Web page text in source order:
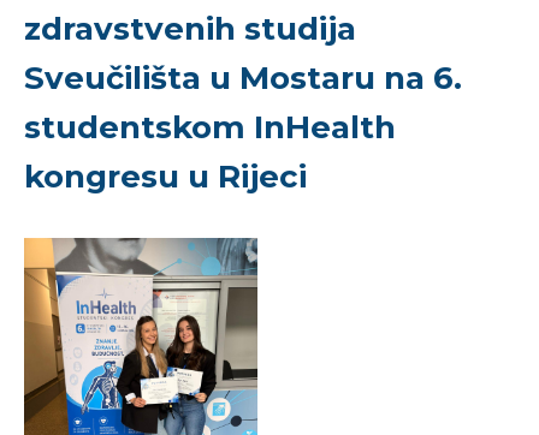
zdravstvenih studija
Sveučilišta u Mostaru na 6.
studentskom InHealth
kongresu u Rijeci